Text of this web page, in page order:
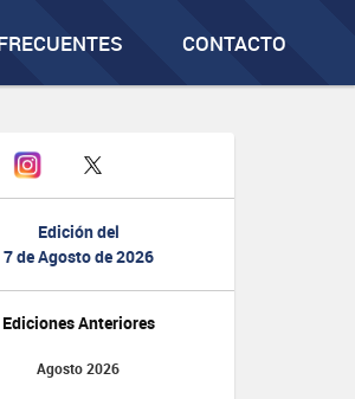
CONTACTO
Edición del
7 de Agosto de 2026
Ediciones Anteriores
Agosto 2026